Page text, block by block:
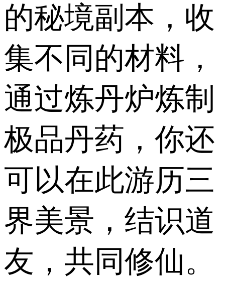
的秘境副本，收
集不同的材料，
通过炼丹炉炼制
极品丹药，你还
可以在此游历三
界美景，结识道
友，共同修仙。